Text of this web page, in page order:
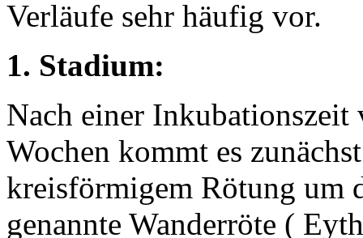
Verläufe sehr häufig vor.
1. Stadium:
Nach einer Inkubationszeit
Wochen kommt es
kreisförmigem Rötung um
genannte Wanderröte (